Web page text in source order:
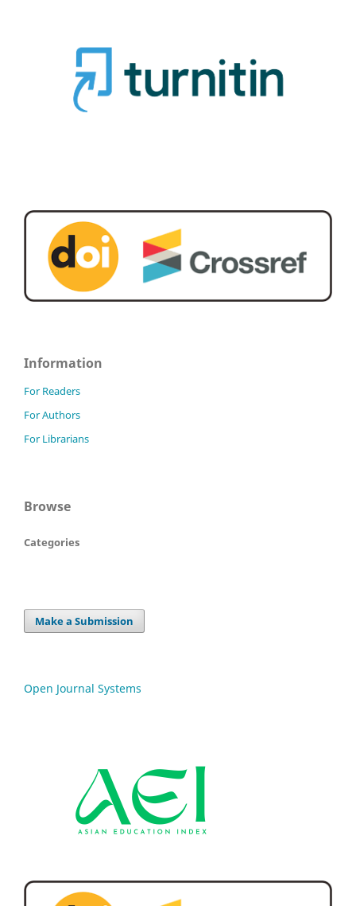
Information
For Readers
For Authors
For Librarians
Browse
Categories
Make a Submission
Open Journal Systems